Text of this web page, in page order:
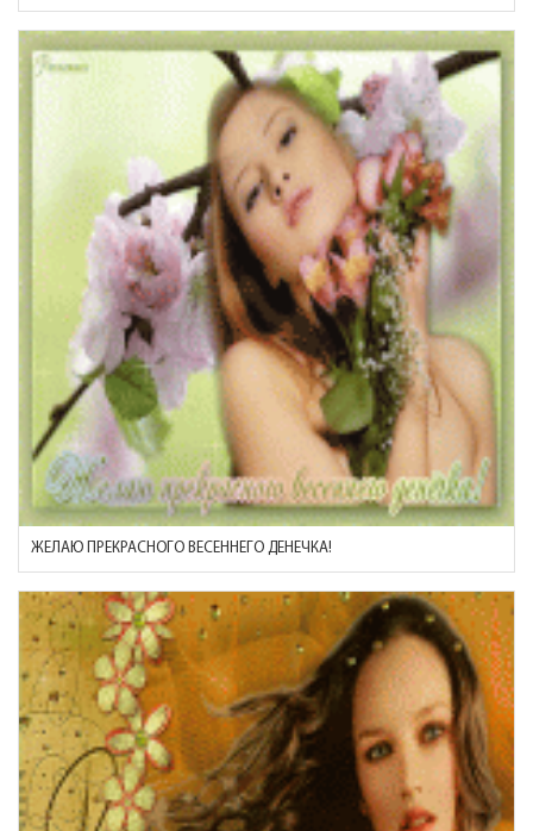
ЖЕЛАЮ ПРЕКРАСНОГО ВЕСЕННЕГО ДЕНЕЧКА!